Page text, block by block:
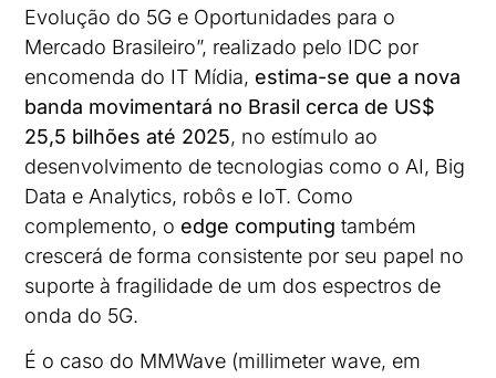
Evolução do 5G e Oportunidades para o
Mercado Brasileiro”, realizado pelo IDC por
encomenda do IT Mídia, estima-se que a nova
banda movimentará no Brasil cerca de US$
25,5 bilhões até 2025, no estímulo ao
desenvolvimento de tecnologias como o AI, Big
Data e Analytics, robôs e IoT. Como
complemento, o edge computing também
crescerá de forma consistente por seu papel no
suporte à fragilidade de um dos espectros de
onda do 5G.
É o caso do MMWave (millimeter wave, em